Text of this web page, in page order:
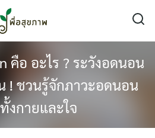
คือ อะไร ? ระวังอดนอน
! ชวนรู้จักภาวะอดนอน
งกายและใจ